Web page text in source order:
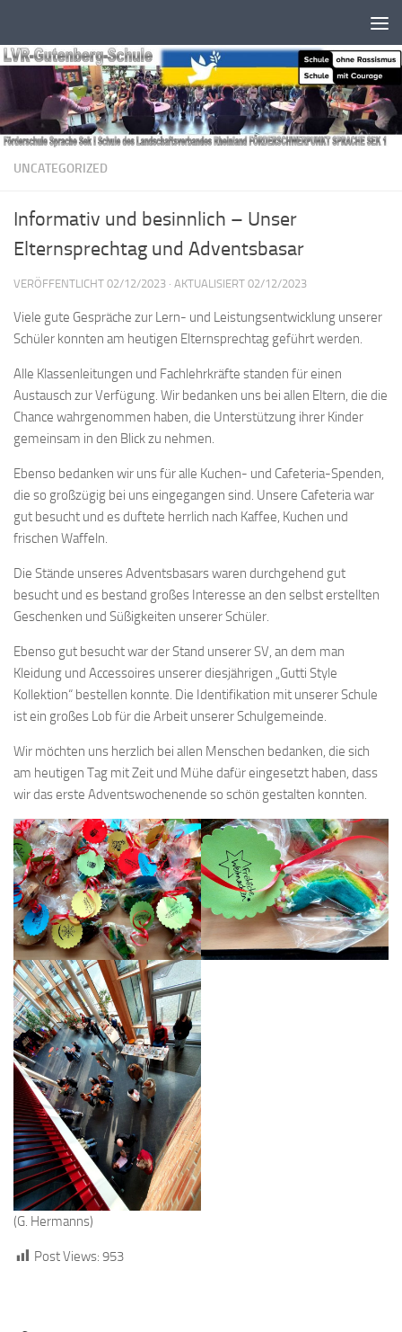
UNCATEGORIZED
Informativ und besinnlich – Unser
Elternsprechtag und Adventsbasar
VERÖFFENTLICHT 02/12/2023 · AKTUALISIERT 02/12/2023
Viele gute Gespräche zur Lern- und Leistungsentwicklung unserer
Schüler konnten am heutigen Elternsprechtag geführt werden.
Alle Klassenleitungen und Fachlehrkräfte standen für einen
Austausch zur Verfügung. Wir bedanken uns bei allen Eltern, die die
Chance wahrgenommen haben, die Unterstützung ihrer Kinder
gemeinsam in den Blick zu nehmen.
Ebenso bedanken wir uns für alle Kuchen- und Cafeteria-Spenden,
die so großzügig bei uns eingegangen sind. Unsere Cafeteria war
gut besucht und es duftete herrlich nach Kaffee, Kuchen und
frischen Waffeln.
Die Stände unseres Adventsbasars waren durchgehend gut
besucht und es bestand großes Interesse an den selbst erstellten
Geschenken und Süßigkeiten unserer Schüler.
Ebenso gut besucht war der Stand unserer SV, an dem man
Kleidung und Accessoires unserer diesjährigen „Gutti Style
Kollektion“ bestellen konnte. Die Identifikation mit unserer Schule
ist ein großes Lob für die Arbeit unserer Schulgemeinde.
Wir möchten uns herzlich bei allen Menschen bedanken, die sich
am heutigen Tag mit Zeit und Mühe dafür eingesetzt haben, dass
wir das erste Adventswochenende so schön gestalten konnten.
(G. Hermanns)
Post Views: 953